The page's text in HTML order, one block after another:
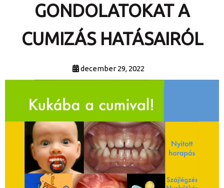
GONDOLATOKAT A
CUMIZÁS HATÁSAIRÓL
december 29, 2022